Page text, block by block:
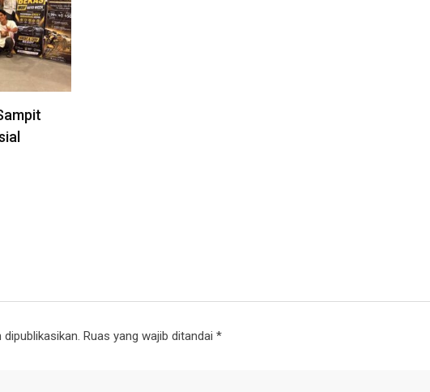
Ruas yang wajib ditandai *